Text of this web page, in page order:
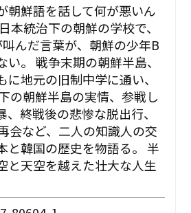
朝鮮語を話して何が悪いん
本統治下の朝鮮の学校で、
んだ言葉が、朝鮮の少年B
。 戦争末期の朝鮮半島、
地元の旧制中学に通い、
の朝鮮半島の実情、参戦し
終戦後の悲惨な脱出行、
会など、二人の知識人の交
と韓国の歴史を物語る。 半
と天空を越えた壮大な人生